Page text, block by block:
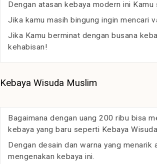
Dengan atasan kebaya modern ini
Jika kamu masih bingung ingin mencari
Jika Kamu berminat dengan busana
kehabisan!
Kebaya Wisuda Muslim
Bagaimana dengan uang 200 ribu bisa
kebaya yang baru seperti Kebaya
Dengan desain dan warna yang
mengenakan kebaya ini.